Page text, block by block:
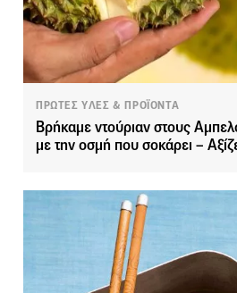
ΠΡΩΤΕΣ ΥΛΕΣ & ΠΡΟΪΟΝΤΑ
Βρήκαμε ντούριαν στους
με την οσμή που σοκάρει –